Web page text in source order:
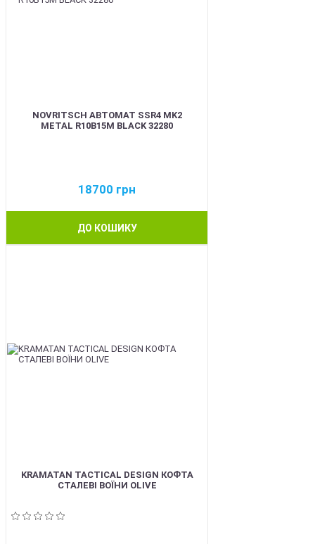
NOVRITSCH АВТОМАТ SSR4 MK2
METAL R10B15M BLACK 32280
18700 грн
ДО КОШИКУ
KRAMATAN TACTICAL DESIGN КОФТА
СТАЛЕВІ ВОЇНИ OLIVE